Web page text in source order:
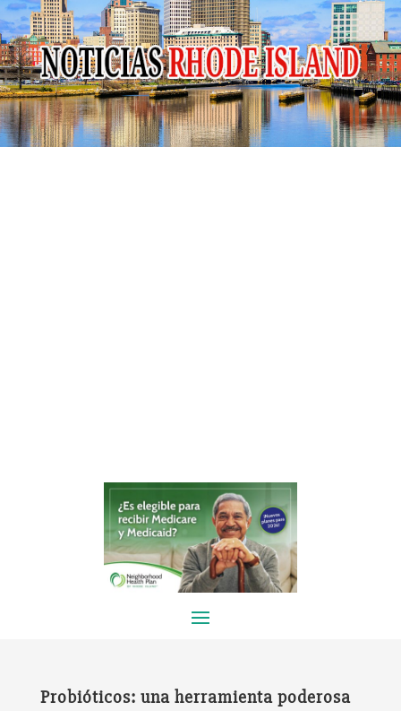
Probióticos: una herramienta poderosa